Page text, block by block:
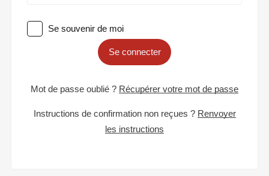
Se souvenir de moi
Se connecter
Mot de passe oublié ? Récupérer votre mot de passe
Instructions de confirmation non reçues ? Renvoyer
les instructions